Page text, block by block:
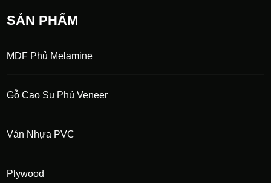
SẢN PHẨM
MDF Phủ Melamine
Gỗ Cao Su Phủ Veneer
Ván Nhựa PVC
Plywood